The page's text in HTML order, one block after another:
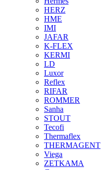
HERZ
HME
IMI
JAFAR
K-FLEX
KERMI
LD
Luxor
Reflex
RIFAR
ROMMER
Sanha
STOUT
Tecofi
Thermaflex
THERMAGENT
Viega
ZETKAMA